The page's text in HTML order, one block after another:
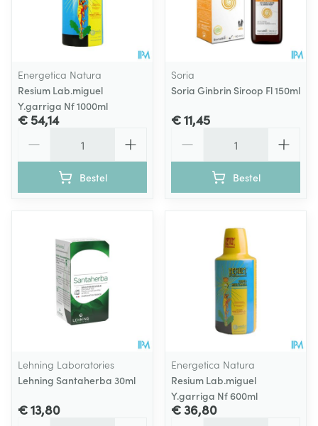
Energetica Natura
Resium Lab.miguel
Y.garriga Nf 1000ml
€ 54,14
Bestel
Soria
Soria Ginbrin Siroop Fl 150ml
€ 11,45
Bestel
Lehning Laboratories
Lehning Santaherba 30ml
€ 13,80
Energetica Natura
Resium Lab.miguel
Y.garriga Nf 600ml
€ 36,80